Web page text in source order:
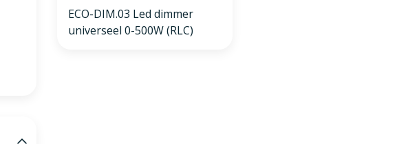
ECO-DIM.03 Led dimmer
universeel 0-500W (RLC)